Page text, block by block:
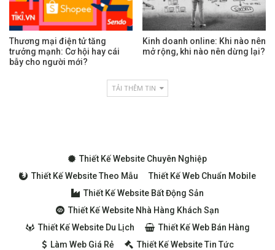
Thương mại điện tử tăng
trưởng mạnh: Cơ hội hay cái
bẫy cho người mới?
Kinh doanh online: Khi nào nên
mở rộng, khi nào nên dừng lại?
TẢI THÊM TIN
Thiết Kế Website Chuyên Nghiệp
Thiết Kế Website Theo Mẫu
Thiết Kế Web Chuẩn Mobile
Thiết Kế Website Bất Động Sản
Thiết Kế Website Nhà Hàng Khách Sạn
Thiết Kế Website Du Lịch
Thiết Kế Web Bán Hàng
Làm Web Giá Rẻ
Thiết Kế Website Tin Tức